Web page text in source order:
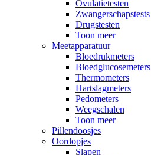
Ovulatietesten
Zwangerschapstests
Drugstesten
Toon meer
Meetapparatuur
Bloedrukmeters
Bloedglucosemeters
Thermometers
Hartslagmeters
Pedometers
Weegschalen
Toon meer
Pillendoosjes
Oordopjes
Slapen